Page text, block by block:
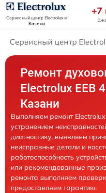
Сервисный центр Electroluxв
Казани
+7
Сервисный центр
Ремонт
Electrolux EEB
Казани
Выполняем ремонт
устранением
диагностику, выявляем
неисправные детали и
работоспособность
или рекомендованные
ремонта выполняем
предоставляем гарантию.